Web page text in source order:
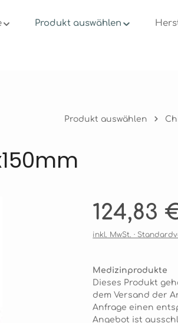
Produkt auswählen
Produkt auswählen
Regulärer Preis:
124,83
inkl. MwSt. ·
Medizinprodukte
Dieses Produkt
dem Versand der
Anfrage einen
Angebot ist